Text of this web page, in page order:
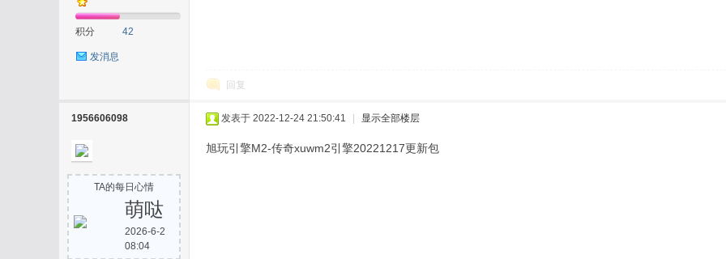
积分 42
发消息
回复
1956606098
TA的每日心情
萌哒
2026-6-2
08:04
发表于 2022-12-24 21:50:41 显示全部楼层
旭玩引擎M2-传奇xuwm2引擎20221217更新包